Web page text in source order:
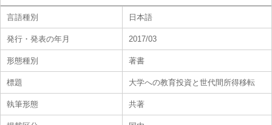
言語種別 日本語
発行・発表の年月 2017/03
形態種別 著書
標題 大学への教育投資と世代間所得移転
執筆形態 共著